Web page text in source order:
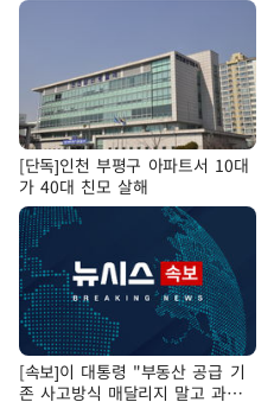
[단독]인천 부평구 아파트서 10대
가 40대 친모 살해
[속보]이 대통령 "부동산 공급 기
존 사고방식 매달리지 말고 과감